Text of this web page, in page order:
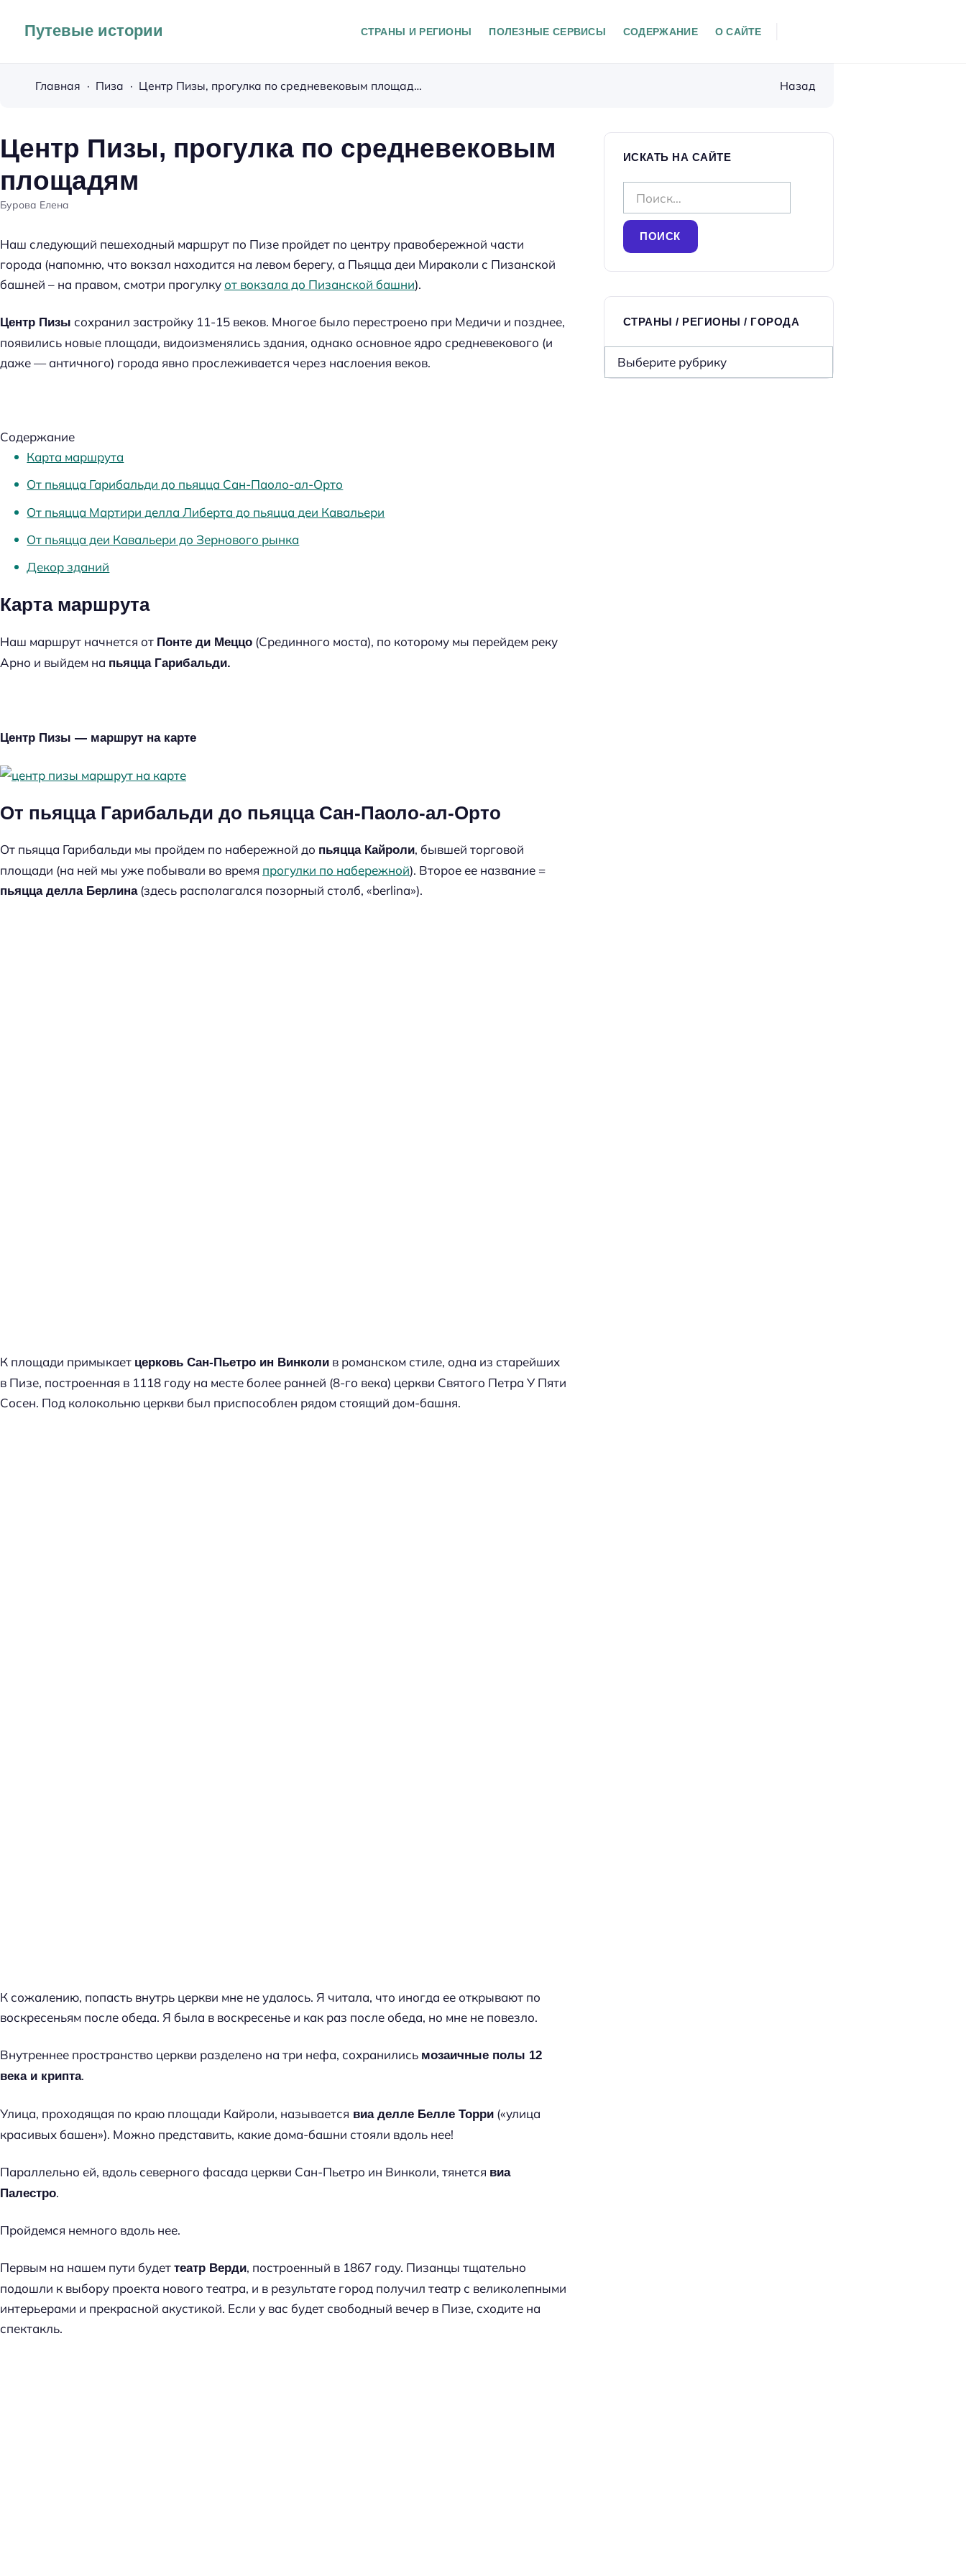
Путевые истории СТРАНЫ И РЕГИОНЫ ПОЛЕЗНЫЕ СЕРВИСЫ СОДЕРЖАНИЕ О САЙТЕ
Главная Пиза Центр Пизы, прогулка по средневековым площадям Назад
Центр Пизы, прогулка по средневековым
площадям
Бурова Елена
Наш следующий пешеходный маршрут по Пизе пройдет по центру правобережной части
города (напомню, что вокзал находится на левом берегу, а Пьяцца деи Мираколи с Пизанской
башней – на правом, смотри прогулку от вокзала до Пизанской башни).
Центр Пизы сохранил застройку 11-15 веков. Многое было перестроено при Медичи и позднее,
появились новые площади, видоизменялись здания, однако основное ядро средневекового (и
даже — античного) города явно прослеживается через наслоения веков.
Содержание
Карта маршрута
От пьяцца Гарибальди до пьяцца Сан-Паоло-ал-Орто
От пьяцца Мартири делла Либерта до пьяцца деи Кавальери
От пьяцца деи Кавальери до Зернового рынка
Декор зданий
Карта маршрута
Наш маршрут начнется от Понте ди Меццо (Срединного моста), по которому мы перейдем реку
Арно и выйдем на пьяцца Гарибальди.
Центр Пизы — маршрут на карте
От пьяцца Гарибальди до пьяцца Сан-Паоло-ал-Орто
От пьяцца Гарибальди мы пройдем по набережной до пьяцца Кайроли, бывшей торговой
площади (на ней мы уже побывали во время прогулки по набережной). Второе ее название =
пьяцца делла Берлина(здесь располагался позорный столб, «berlina»).
К площади примыкает церковь Сан-Пьетро ин Винколи в романском стиле, одна из старейших
в Пизе, построенная в 1118 году на месте более ранней (8-го века) церкви Святого Петра У Пяти
Сосен. Под колокольню церкви был приспособлен рядом стоящий дом-башня.
К сожалению, попасть внутрь церкви мне не удалось. Я читала, что иногда ее открывают по
воскресеньям после обеда. Я была в воскресенье и как раз после обеда, но мне не повезло.
Внутреннее пространство церкви разделено на три нефа, сохранились мозаичные полы 12
века и крипта.
Улица, проходящая по краю площади Кайроли, называется виа делле Белле Торри («улица
красивых башен»). Можно представить, какие дома-башни стояли вдоль нее!
Параллельно ей, вдоль северного фасада церкви Сан-Пьетро ин Винколи, тянется виа
Палестро.
Пройдемся немного вдоль нее.
Первым на нашем пути будет театр Верди, построенный в 1867 году. Пизанцы тщательно
подошли к выбору проекта нового театра, и в результате город получил театр с великолепными
интерьерами и прекрасной акустикой. Если у вас будет свободный вечер в Пизе, сходите на
спектакль.
ИСКАТЬ НА САЙТЕ
а
т
и
СТРАНЫ / РЕГИОНЫ / ГОРОДА
т